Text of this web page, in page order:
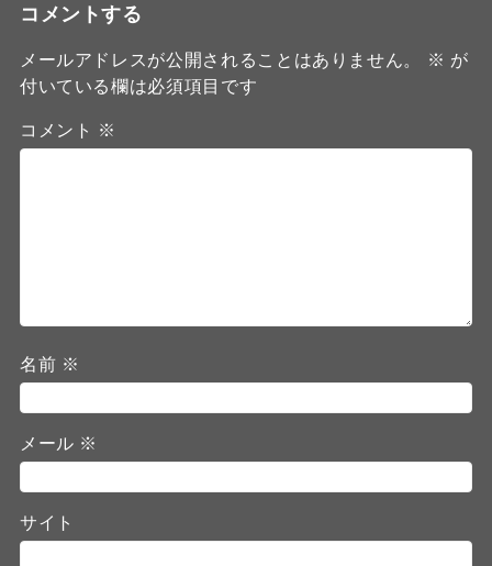
コメントする
メールアドレスが公開されることはありません。 ※ が
付いている欄は必須項目です
コメント ※
名前 ※
メール ※
サイト